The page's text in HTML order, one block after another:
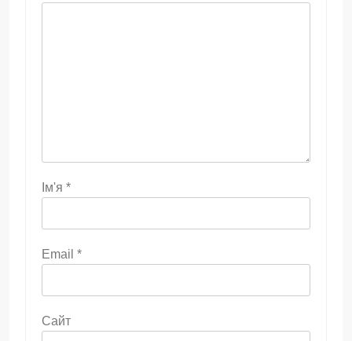
Ім'я *
Email *
Сайт